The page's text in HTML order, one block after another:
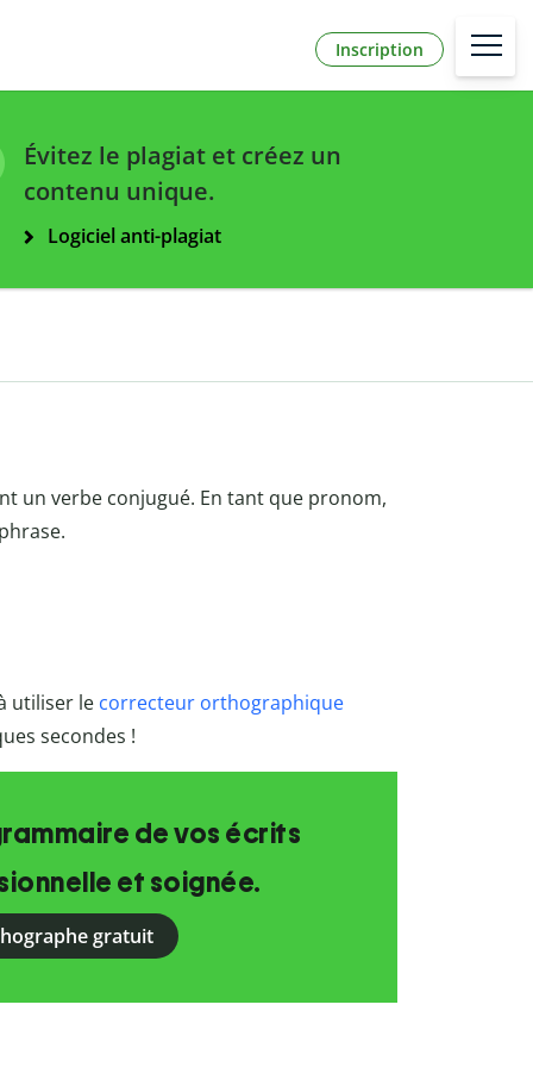
Inscription
Évitez le plagiat et créez un
contenu unique.
Logiciel anti-plagiat
un verbe conjugué. En tant que pronom,
utiliser le correcteur orthographique
secondes !
de vos écrits
et soignée.
gratuit